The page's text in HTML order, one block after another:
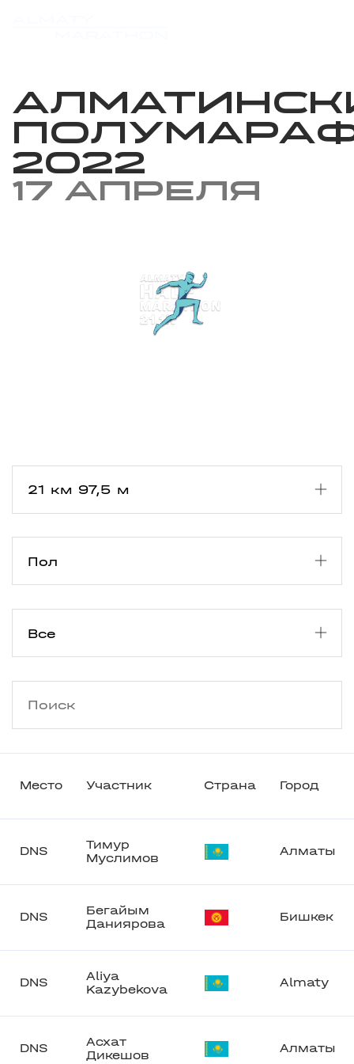
2022
17 апреля
Место Участник Страна Город
DNS
Тимур
Муслимов
Алматы
DNS
Бегайым
Даниярова
Бишкек
DNS
Aliya
Kazybekova
Almaty
DNS
Асхат
Дикешов
Алматы